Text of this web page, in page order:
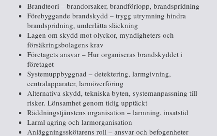
Brandteori – brandorsaker, brandförlopp, brandspridning
Förebyggande brandskydd – trygg utrymning hindra
brandspridning, underlätta släckning
Lagen om skydd mot olyckor, myndigheters och
försäkringsbolagens krav
Företagets ansvar – Hur organiseras brandskyddet i
företaget
Systemuppbyggnad – detektering, larmgivning,
centralapparater, larmöverföring
Alternativa skydd, tekniska byten, systemanpassning till
risker. Lönsamhet genom tidig upptäckt
Räddningstjänstens organisation – larmning, insatstid
Larml agring och larmorganisation
Anläggningsskötarens roll – ansvar och befogenheter